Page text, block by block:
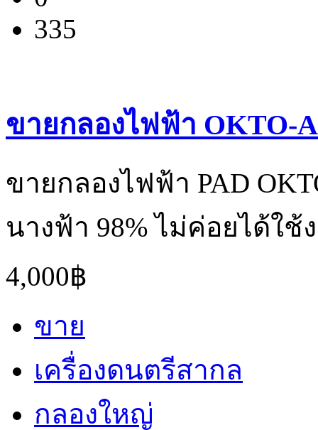
335
ขายกลองไฟฟ้า OKTO-
ขายกลองไฟฟ้า PAD
นางฟ้า 98% ไม่ค่อยได้ใช้
4,000฿
ขาย
เครื่องดนตรีสากล
กลองใหญ่